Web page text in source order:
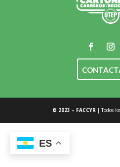
© 2023 – FACCYR | Todos
ES